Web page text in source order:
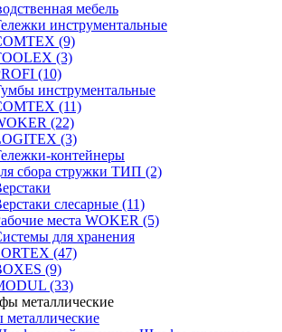
мебель
инструментальные
(9)
(3)
(10)
инструментальные
(11)
(22)
(3)
контейнеры
сбора стружки ТИП (2)
слесарные (11)
места WOKER (5)
для хранения
(47)
(9)
(33)